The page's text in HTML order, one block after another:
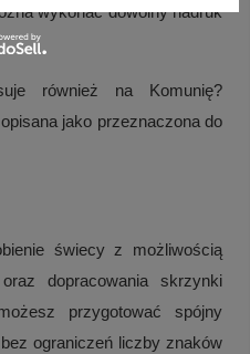
wykonać dowolny nadruk
również na Komunię?
jako przeznaczona do
świecy z możliwością
dopracowania skrzynki
przygotować spójny
ograniczeń liczby znaków